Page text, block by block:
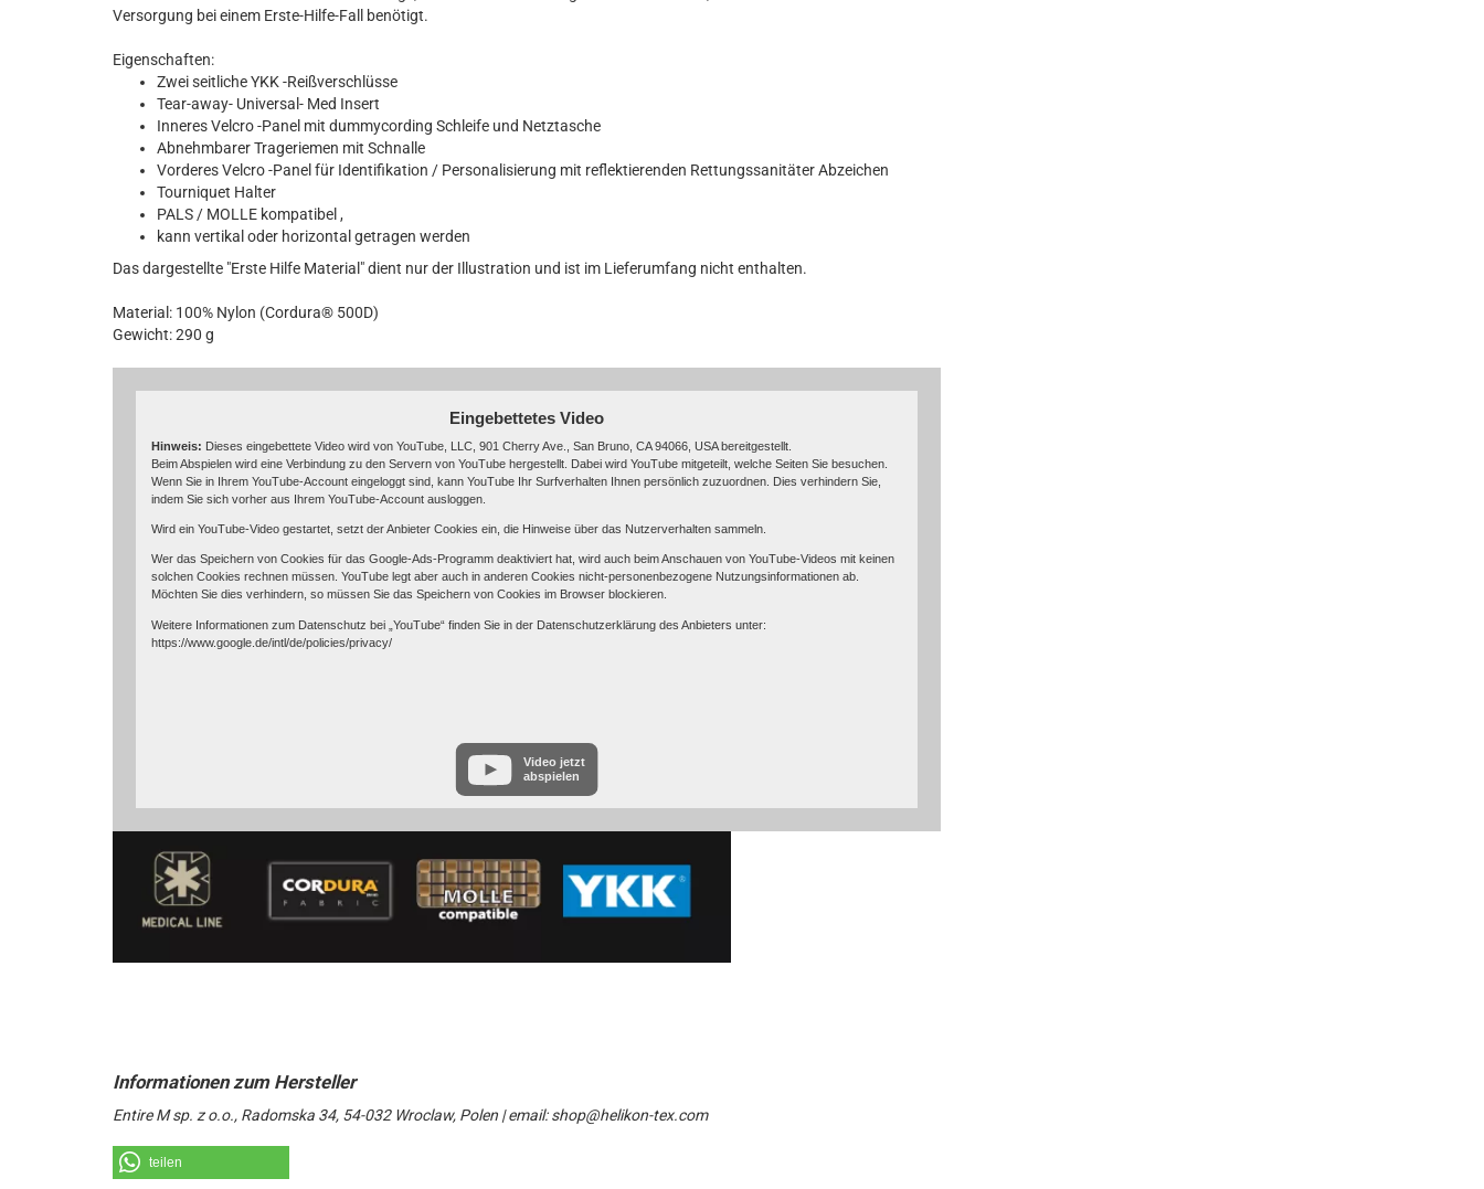
Versorgung bei einem Erste-Hilfe-Fall benötigt.
Eigenschaften:
Zwei seitliche YKK -Reißverschlüsse
Tear-away- Universal- Med Insert
Inneres Velcro -Panel mit dummycording Schleife und Netztasche
Abnehmbarer Trageriemen mit Schnalle
Vorderes Velcro -Panel für Identifikation / Personalisierung mit reflektierenden Rettungssanitäter Abzeichen
Tourniquet Halter
PALS / MOLLE kompatibel ,
kann vertikal oder horizontal getragen werden
Das dargestellte "Erste Hilfe Material" dient nur der Illustration und ist im Lieferumfang nicht enthalten.
Material: 100% Nylon (Cordura® 500D)
Gewicht: 290 g
Eingebettetes Video
Hinweis: Dieses eingebettete Video wird von YouTube, LLC, 901 Cherry Ave., San Bruno, CA 94066, USA bereitgestellt.
Beim Abspielen wird eine Verbindung zu den Servern von YouTube hergestellt. Dabei wird YouTube mitgeteilt, welche Seiten Sie besuchen.
Wenn Sie in Ihrem YouTube-Account eingeloggt sind, kann YouTube Ihr Surfverhalten Ihnen persönlich zuzuordnen. Dies verhindern Sie,
indem Sie sich vorher aus Ihrem YouTube-Account ausloggen.
Wird ein YouTube-Video gestartet, setzt der Anbieter Cookies ein, die Hinweise über das Nutzerverhalten sammeln.
Wer das Speichern von Cookies für das Google-Ads-Programm deaktiviert hat, wird auch beim Anschauen von YouTube-Videos mit keinen
solchen Cookies rechnen müssen. YouTube legt aber auch in anderen Cookies nicht-personenbezogene Nutzungsinformationen ab.
Möchten Sie dies verhindern, so müssen Sie das Speichern von Cookies im Browser blockieren.
Weitere Informationen zum Datenschutz bei „YouTube“ finden Sie in der Datenschutzerklärung des Anbieters unter:
https://www.google.de/intl/de/policies/privacy/
Video jetzt
abspielen
Entire M sp. z o.o., Radomska 34, 54-032 Wroclaw, Polen | email: shop@helikon-tex.com
teilen